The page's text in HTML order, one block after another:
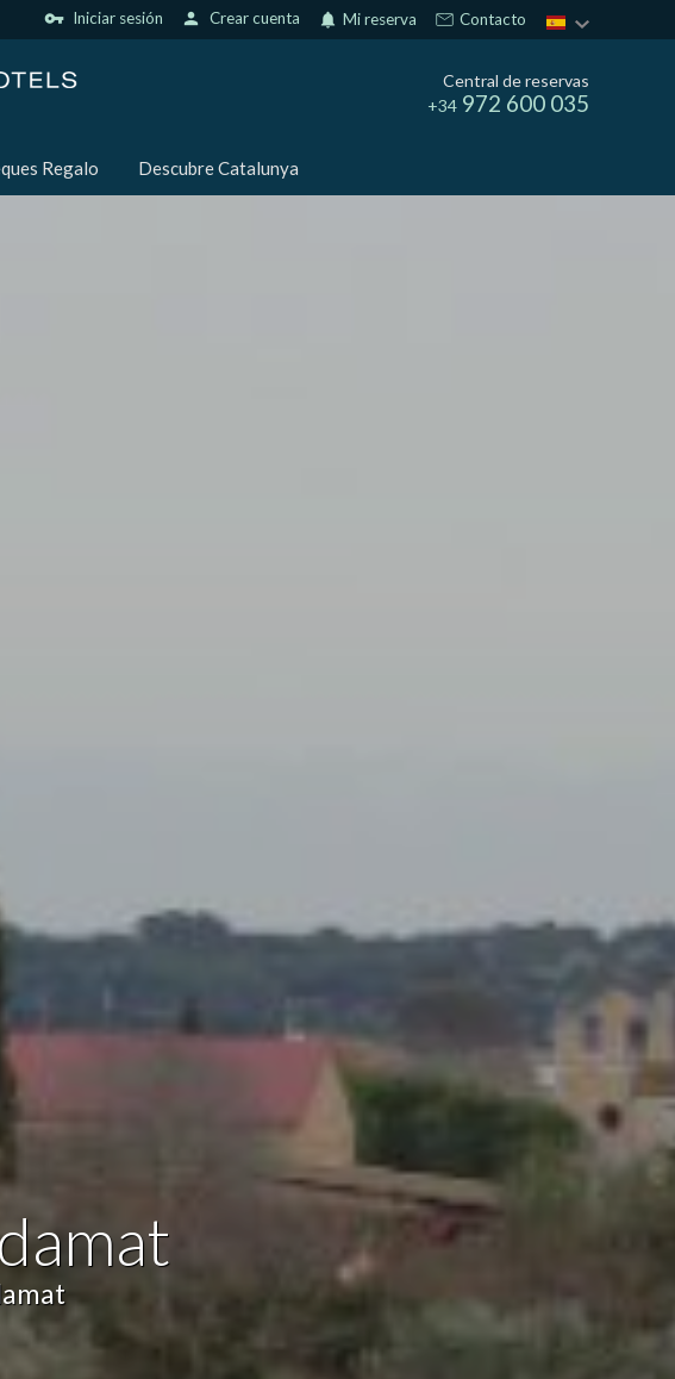
vpn_key Iniciar sesión person Crear cuenta notifications Mi reserva Contacto
Central de reservas
+34 972 600 035
Regalo Descubre Catalunya
Siempre activas
con la finalidad de
aceptación de la
su navegador
duro, aunque
de navegación
de los usuarios de este
de navegación de
de preferencia
ofrecer una mejor